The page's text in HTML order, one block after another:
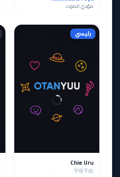
مؤدي الصوت
رئيسي
Chie Uru
宇留千絵